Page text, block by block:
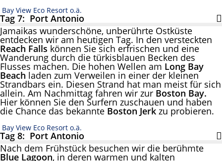
Bay View Eco Resort o.ä.
Tag 7: Port Antonio
Jamaikas wunderschöne, unberührte Ostküste
entdecken wir am heutigen Tag. In den versteckten
Reach Falls können Sie sich erfrischen und eine
Wanderung durch die türkisblauen Becken des
Flusses machen. Die hohen Wellen am Long Bay
Beach laden zum Verweilen in einer der kleinen
Strandbars ein. Diesen Strand hat man meist für sich
allein. Am Nachmittag fahren wir zur Boston Bay.
Hier können Sie den Surfern zuschauen und haben
die Chance das bekannte Boston Jerk zu probieren.
Bay View Eco Resort o.ä.
Tag 8: Port Antonio
Nach dem Frühstück besuchen wir die berühmte
Blue Lagoon, in deren warmen und kalten